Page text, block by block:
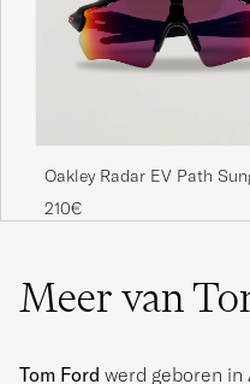
Oakley Radar EV Path
Matte Black
210€
Meer van
Tom Ford werd geboren in